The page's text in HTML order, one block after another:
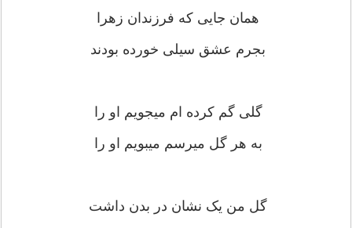
همان جایى که فرزندان زهرا
بجرم عشق سیلى خورده بودند
گلى گم کرده ام میجویم او را
به هر گل میرسم میبویم او را
گل من یک نشان در بدن داشت